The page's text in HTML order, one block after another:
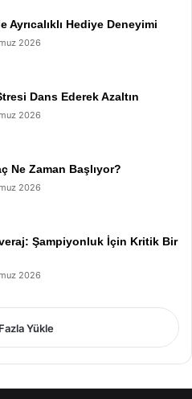
Ayrıcalıklı Hediye Deneyimi
2026
Dans Ederek Azaltın
2026
Ne Zaman Başlıyor?
2026
Şampiyonluk İçin Kritik Bir
2026
Yükle